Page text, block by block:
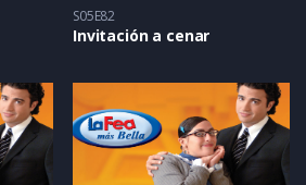
S05E82
Invitación a cenar